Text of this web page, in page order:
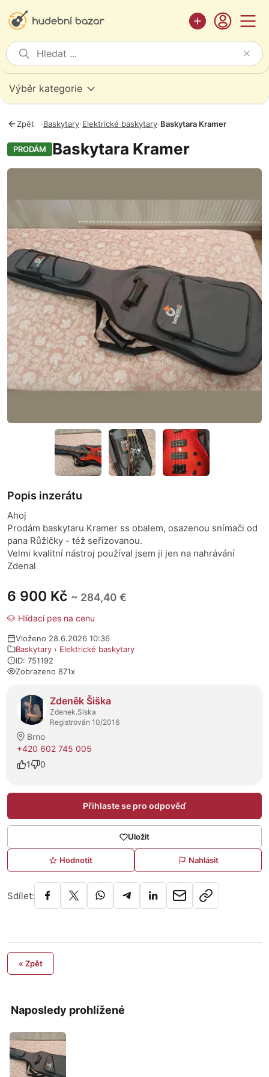
Výběr kategorie
Naposledy prohlížené
Zpět ›Baskytary›Elektrické baskytary›Baskytara Kramer
PRODÁM Baskytara Kramer
Fotografie
6 900 Kč ~ 284,40 €
🐶 Hlídací pes na cenu
Vloženo 28.6.2026 10:36
Baskytary › Elektrické baskytary
ID: 751192
Zobrazeno 871x
O prodejci
Zdeněk Šiška
Zdenek.Siska
Registrován 10/2016
Brno
+420 602 745 005
1
0
Přihlaste se pro odpověď
Uložit
Hodnotit Nahlásit
Sdílet:
Popis inzerátu
Ahoj
Prodám baskytaru Kramer ss obalem, osazenou snímači od
pana Růžičky - též seřizovanou.
Velmi kvalitní nástroj používal jsem ji jen na nahrávání
Zdenal
« Zpět